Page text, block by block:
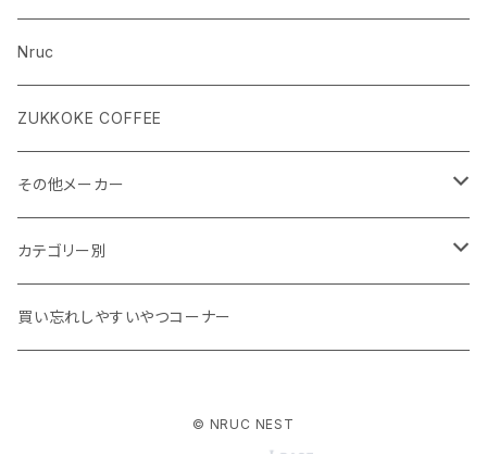
Nruc
ZUKKOKE COFFEE
その他メーカー
ACLIMA
atelierBluebottle
カテゴリー別
Unisex ウェア
買い忘れしやすいやつコーナー
© NRUC NEST